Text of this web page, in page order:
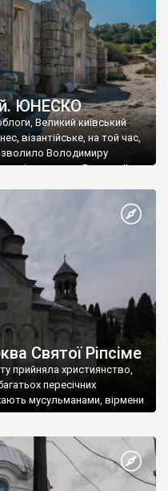
ЮНЕСКО
Великий київський
візантійське, на той час,
Володимиру
імператору Василю ІІ, та
Василем-християнином.
Херсонесу Таврійського
Святої Ріпсіме
прийняла християнство,
пересічних
мусульманами, вірмени